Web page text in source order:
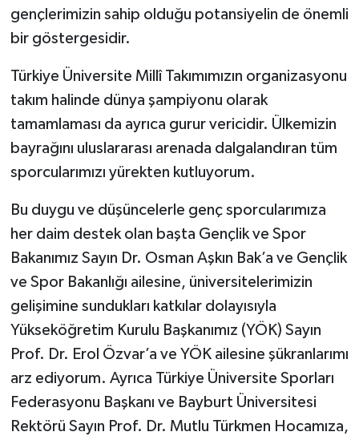
gençlerimizin sahip olduğu potansiyelin de önemli
bir göstergesidir.
Türkiye Üniversite Millî Takımımızın organizasyonu
takım halinde dünya şampiyonu olarak
tamamlaması da ayrıca gurur vericidir. Ülkemizin
bayrağını uluslararası arenada dalgalandıran tüm
sporcularımızı yürekten kutluyorum.
Bu duygu ve düşüncelerle genç sporcularımıza
her daim destek olan başta Gençlik ve Spor
Bakanımız Sayın Dr. Osman Aşkın Bak’a ve Gençlik
ve Spor Bakanlığı ailesine, üniversitelerimizin
gelişimine sundukları katkılar dolayısıyla
Yükseköğretim Kurulu Başkanımız (YÖK) Sayın
Prof. Dr. Erol Özvar’a ve YÖK ailesine şükranlarımı
arz ediyorum. Ayrıca Türkiye Üniversite Sporları
Federasyonu Başkanı ve Bayburt Üniversitesi
Rektörü Sayın Prof. Dr. Mutlu Türkmen Hocamıza,